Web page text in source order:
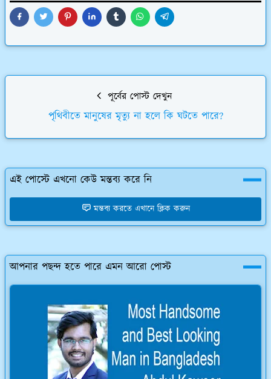
পূর্বের পোস্ট দেখুন
পৃথিবীতে মানুষের মৃত্যু না হলে কি ঘটতে পারে?
এই পোস্টে এখনো কেউ মন্তব্য করে নি
মন্তব্য করতে এখানে ক্লিক করুন
আপনার পছন্দ হতে পারে এমন আরো পোস্ট